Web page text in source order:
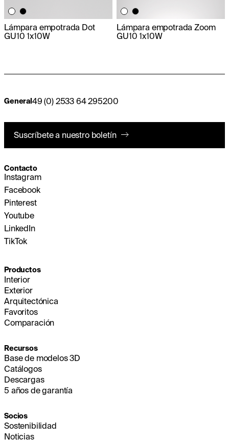
Lámpara empotrada Dot
GU10 1x10W
Lámpara empotrada Zoom
GU10 1x10W
General 49 (0) 2533 64 295200
Suscríbete a nuestro boletín
Contacto
Instagram
Facebook
Pinterest
Youtube
LinkedIn
TikTok
Productos
Interior
Exterior
Arquitectónica
Favoritos
Comparación
Recursos
Base de modelos 3D
Catálogos
Descargas
5 años de garantía
Socios
Sostenibilidad
Noticias